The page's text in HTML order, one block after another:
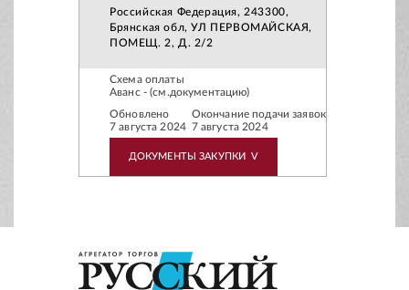
Российская Федерация, 243300,
Брянская обл, УЛ ПЕРВОМАЙСКАЯ,
ПОМЕЩ. 2, Д. 2/2
Схема оплаты
Аванс - (см.документацию)
Обновлено
7 августа 2024
Окончание подачи заявок
7 августа 2024
ДОКУМЕНТЫ ЗАКУПКИ V